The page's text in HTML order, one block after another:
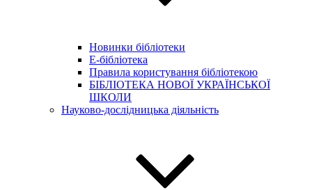
Новинки бібліотеки
E-бібліотека
Правила користування бібліотекою
БІБЛІОТЕКА НОВОЇ УКРАЇНСЬКОЇ
ШКОЛИ
Науково-дослідницька діяльність